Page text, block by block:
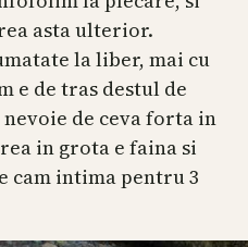
asta ulterior.
la liber, mai cu
e de tras destul de
de ceva forta in
in grota e faina si
cam intima pentru 3